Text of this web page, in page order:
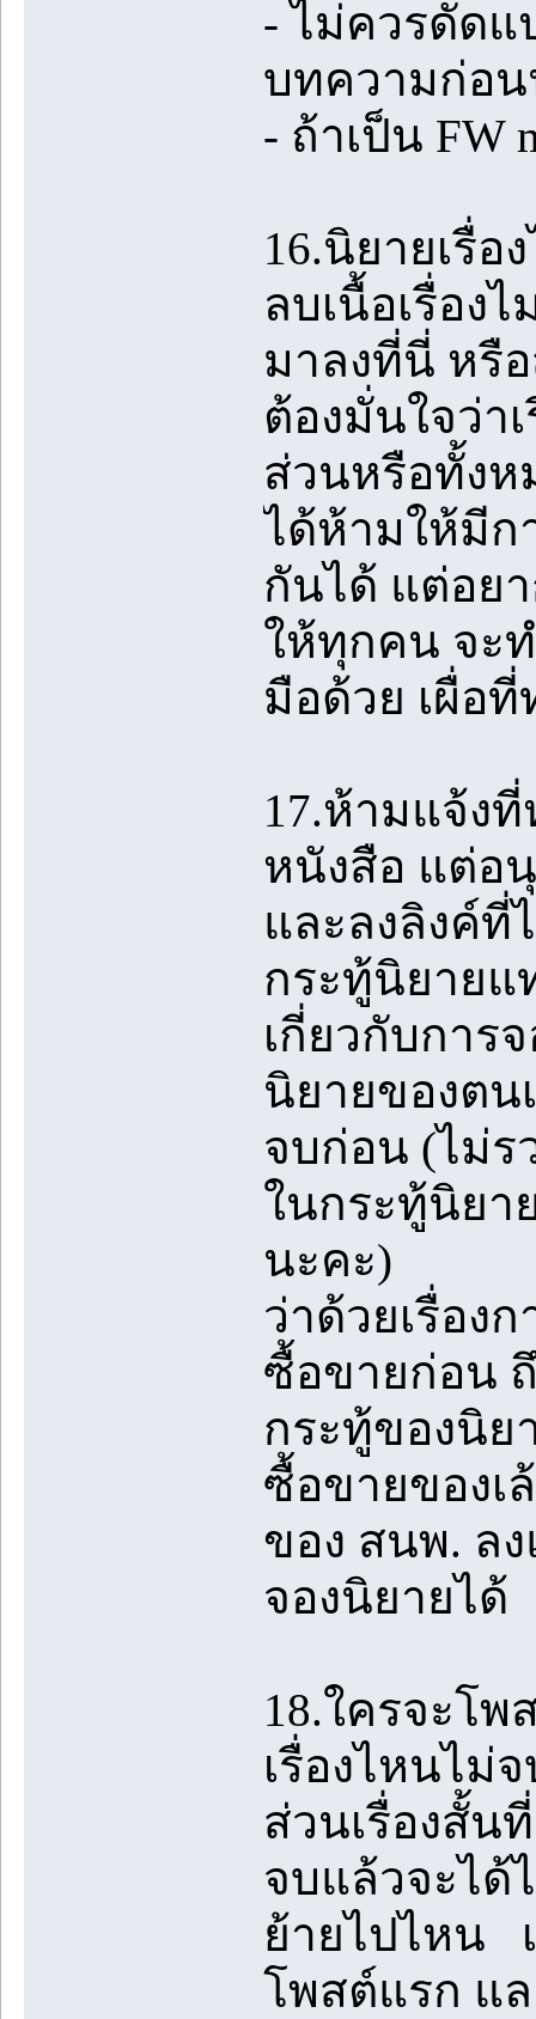
- ไม่ควรดัดแ
บทความก่อ
- ถ้าเป็น FW
16.นิยายเรื่
ลบเนื้อเรื่อง
มาลงที่นี่ หรื
ต้องมั่นใจว่า
ส่วนหรือทั้งห
ได้ห้ามให้มีก
กันได้ แต่อยา
ให้ทุกคน จะ
มือด้วย เผื่อ
17.ห้ามแจ้ง
หนังสือ แต่อ
และลงลิงค์ที่
กระทู้นิยาย
เกี่ยวกับการ
นิยายของตน
จบก่อน (ไม่ร
ในกระทู้นิยา
นะคะ)
ว่าด้วยเรื่อง
ซื้อขายก่อน
กระทู้ของนิ
ซื้อขายของเ
ของ สนพ. ล
จองนิยายได้
18.ใครจะโ
เรื่องไหนไม่
ส่วนเรื่องสั้น
จบแล้วจะได้
ย้ายไปไหน
โพสต์แรก แ